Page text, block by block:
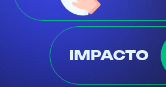
IMPACTO